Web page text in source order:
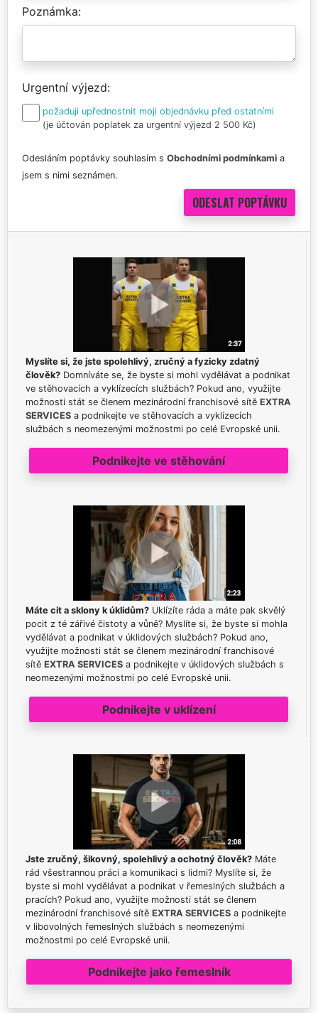
Poznámka
Urgentní výjezd
požaduji upřednostnit moji objednávku před ostatními
(je účtován poplatek za urgentní výjezd 2 500 Kč)
Odesláním poptávky souhlasím s Obchodními podmínkami a
jsem s nimi seznámen.
Myslíte si, že jste spolehlivý, zručný a fyzicky zdatný
člověk? Domníváte se, že byste si mohl vydělávat a podnikat
ve stěhovacích a vyklízecích službách? Pokud ano, využijte
možnosti stát se členem mezinárodní franchisové sítě EXTRA
SERVICES a podnikejte ve stěhovacích a vyklízecích
službách s neomezenými možnostmi po celé Evropské unii.
Podnikejte ve stěhování
Máte cit a sklony k úklidům? Uklízíte ráda a máte pak skvělý
pocit z té zářivé čistoty a vůně? Myslíte si, že byste si mohla
vydělávat a podnikat v úklidových službách? Pokud ano,
využijte možnosti stát se členem mezinárodní franchisové
sítě EXTRA SERVICES a podnikejte v úklidových službách s
neomezenými možnostmi po celé Evropské unii.
Podnikejte v uklízení
Jste zručný, šikovný, spolehlivý a ochotný člověk? Máte
rád všestrannou práci a komunikaci s lidmi? Myslíte si, že
byste si mohl vydělávat a podnikat v řemeslných službách a
pracích? Pokud ano, využijte možnosti stát se členem
mezinárodní franchisové sítě EXTRA SERVICES a podnikejte
v libovolných řemeslných službách s neomezenými
možnostmi po celé Evropské unii.
Podnikejte jako řemeslník